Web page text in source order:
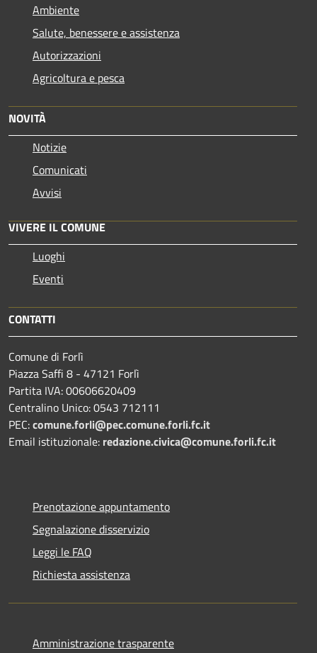
Ambiente
Salute, benessere e assistenza
Autorizzazioni
Agricoltura e pesca
NOVITÀ
Notizie
Comunicati
Avvisi
VIVERE IL COMUNE
Luoghi
Eventi
CONTATTI
Comune di Forlì
Piazza Saffi 8 - 47121 Forlì
Partita IVA: 00606620409
Centralino Unico: 0543 712111
PEC:comune.forli@pec.comune.forli.fc.it
Email istituzionale: redazione.civica@comune.forli.fc.it
Prenotazione appuntamento
Segnalazione disservizio
Leggi le FAQ
Richiesta assistenza
Amministrazione trasparente